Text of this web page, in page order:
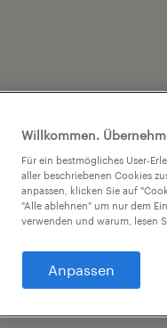
Willkommen.
Für ein bestmögliches User-
aller beschriebenen Cookies
anpassen, klicken Sie auf
"Alle ablehnen" um nur dem
verwenden und warum, lesen
Anpassen